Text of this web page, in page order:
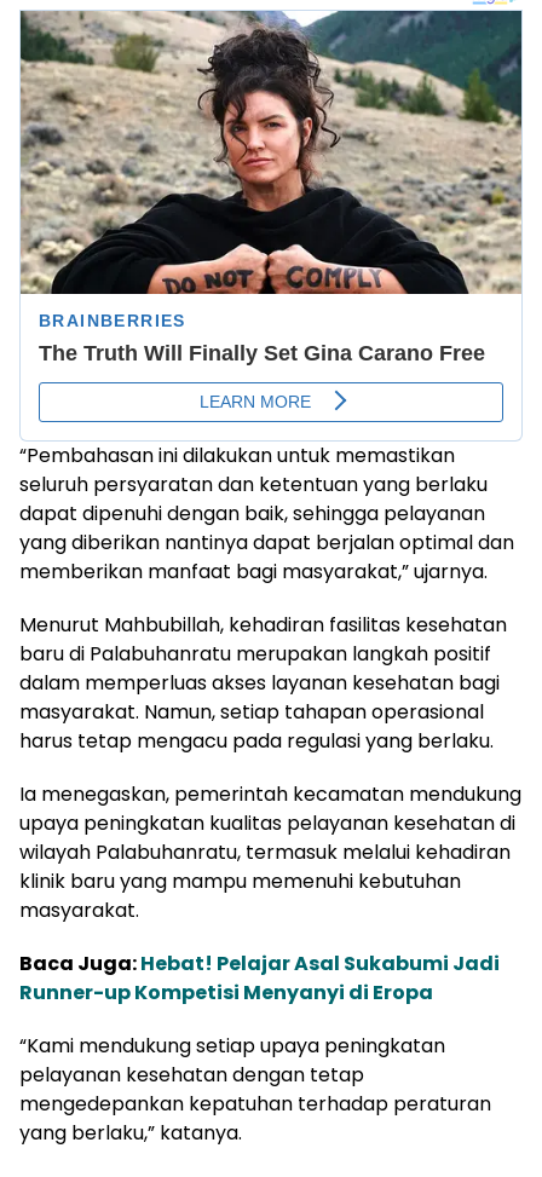
“Pembahasan ini dilakukan untuk memastikan
seluruh persyaratan dan ketentuan yang berlaku
dapat dipenuhi dengan baik, sehingga pelayanan
yang diberikan nantinya dapat berjalan optimal dan
memberikan manfaat bagi masyarakat,” ujarnya.
Menurut Mahbubillah, kehadiran fasilitas kesehatan
baru di Palabuhanratu merupakan langkah positif
dalam memperluas akses layanan kesehatan bagi
masyarakat. Namun, setiap tahapan operasional
harus tetap mengacu pada regulasi yang berlaku.
Ia menegaskan, pemerintah kecamatan mendukung
upaya peningkatan kualitas pelayanan kesehatan di
wilayah Palabuhanratu, termasuk melalui kehadiran
klinik baru yang mampu memenuhi kebutuhan
masyarakat.
Baca Juga:Hebat! Pelajar Asal Sukabumi Jadi
Runner-up Kompetisi Menyanyi di Eropa
“Kami mendukung setiap upaya peningkatan
pelayanan kesehatan dengan tetap
mengedepankan kepatuhan terhadap peraturan
yang berlaku,” katanya.